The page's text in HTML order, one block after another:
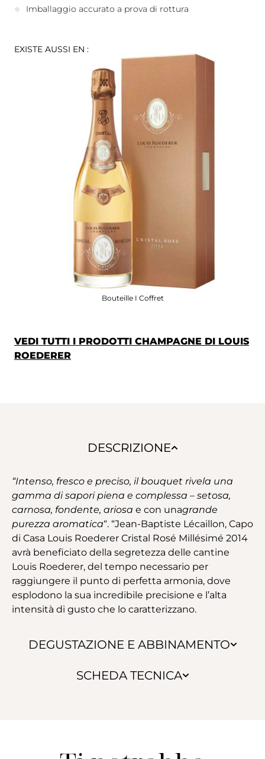
Imballaggio accurato a prova di rottura
EXISTE AUSSI EN :
Bouteille I Coffret
VEDI TUTTI I PRODOTTI CHAMPAGNE DI LOUIS
ROEDERER
DESCRIZIONE
DEGUSTAZIONE E ABBINAMENTO
SCHEDA TECNICA
“Intenso, fresco e preciso, il bouquet rivela una
gamma di sapori piena e complessa – setosa,
carnosa, fondente, ariosa e con unagrande
purezza aromatica“. “Jean-Baptiste Lécaillon, Capo
di Casa Louis Roederer Cristal Rosé Millésimé 2014
avrà beneficiato della segretezza delle cantine
Louis Roederer, del tempo necessario per
raggiungere il punto di perfetta armonia, dove
esplodono la sua incredibile precisione e l’alta
intensità di gusto che lo caratterizzano.